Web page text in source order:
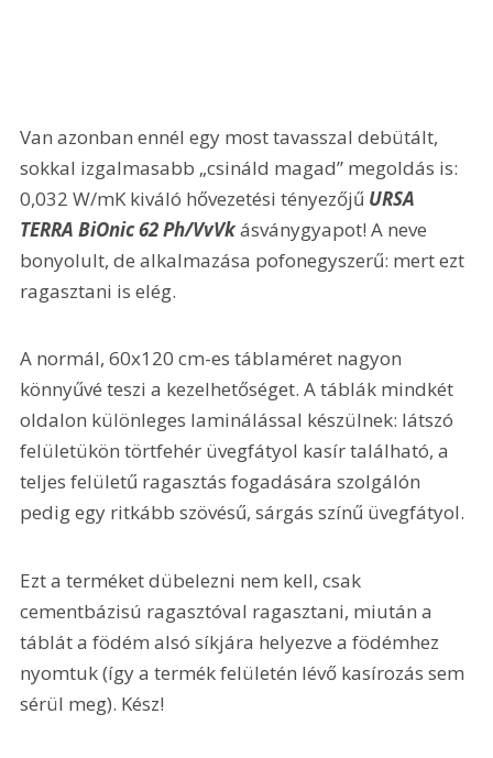
Van azonban ennél egy most tavasszal debütált,
sokkal izgalmasabb „csináld magad” megoldás is:
0,032 W/mK kiváló hővezetési tényezőjű URSA
TERRA BiOnic 62 Ph/VvVk ásványgyapot! A neve
bonyolult, de alkalmazása pofonegyszerű: mert ezt
ragasztani is elég.
A normál, 60x120 cm-es táblaméret nagyon
könnyűvé teszi a kezelhetőséget. A táblák mindkét
oldalon különleges laminálással készülnek: látszó
felületükön törtfehér üvegfátyol kasír található, a
teljes felületű ragasztás fogadására szolgálón
pedig egy ritkább szövésű, sárgás színű üvegfátyol.
Ezt a terméket dübelezni nem kell, csak
cementbázisú ragasztóval ragasztani, miután a
táblát a födém alsó síkjára helyezve a födémhez
nyomtuk (így a termék felületén lévő kasírozás sem
sérül meg). Kész!